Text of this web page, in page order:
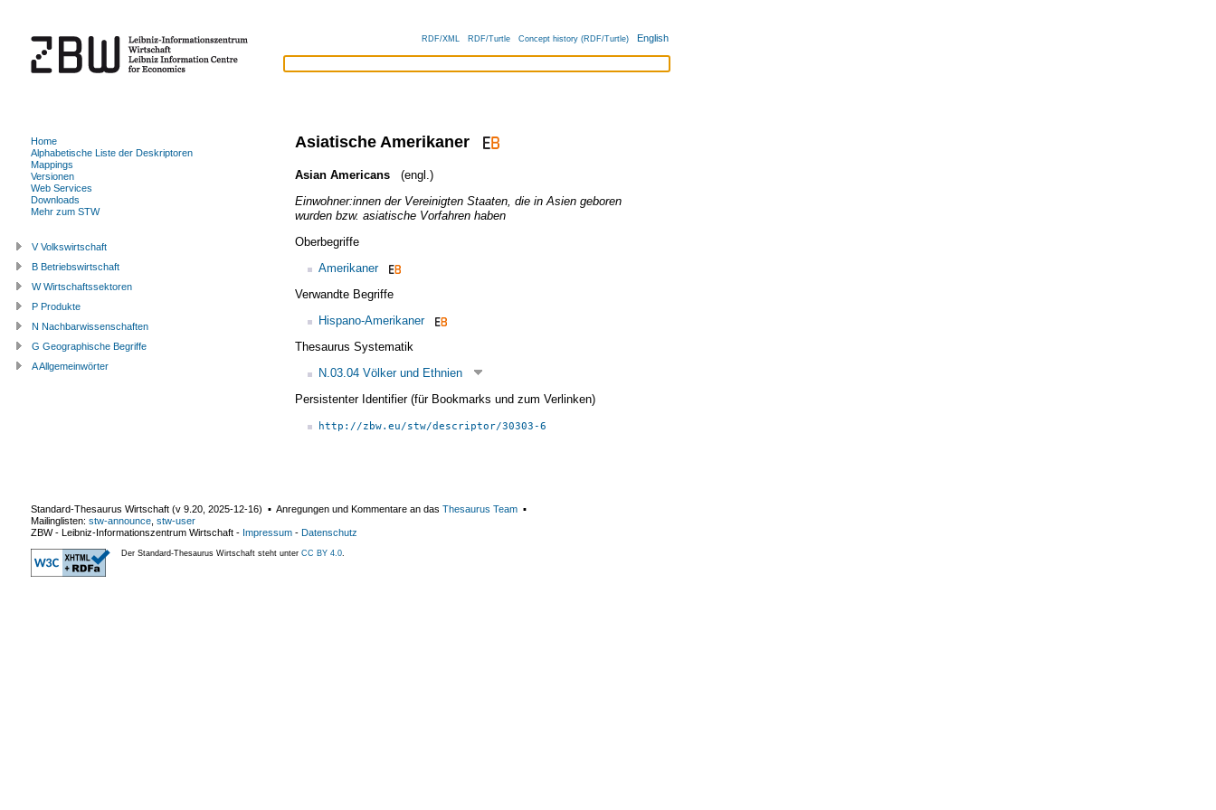
RDF/XML RDF/Turtle Concept history (RDF/Turtle) English
Asiatische Amerikaner
Asian Americans
(engl.)
Einwohner:innen der Vereinigten Staaten, die in Asien geboren
wurden bzw. asiatische Vorfahren haben
Oberbegriffe
Amerikaner
Verwandte Begriffe
Hispano-Amerikaner
Thesaurus Systematik
N.03.04 Völker und Ethnien
Persistenter Identifier (für Bookmarks und zum Verlinken)
http://zbw.eu/stw/descriptor/30303-6
Home
Alphabetische Liste der Deskriptoren
Mappings
Versionen
Web Services
Downloads
Mehr zum STW
V Volkswirtschaft
B Betriebswirtschaft
W Wirtschaftssektoren
P Produkte
N Nachbarwissenschaften
G Geographische Begriffe
A Allgemeinwörter
Standard-Thesaurus Wirtschaft (v 9.20 2025-12-16) ▪ Anregungen und Kommentare an das Thesaurus Team ▪
Mailinglisten: stw-announce stw-user
ZBW - Leibniz-Informationszentrum Wirtschaft - Impressum - Datenschutz
Der Standard-Thesaurus Wirtschaft steht unter CC BY 4.0